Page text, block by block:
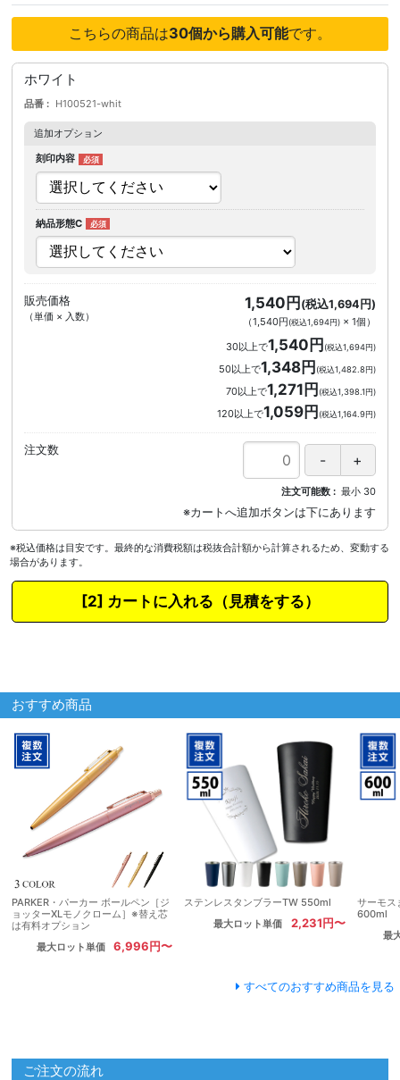
こちらの商品は30個から購入可能です。
ホワイト
品番 H100521-whit
追加オプション
刻印内容
納品形態C
販売価格
（単価 × 入数）
1,540円 (税込1,694円)
（1,540円(税込1,694円)× 1個 ）
30以上で1,540円(税込1,694円)
50以上で1,348円(税込1,482.8円)
70以上で1,271円(税込1,398.1円)
120以上で1,059円(税込1,164.9円)
注文数
注文可能数 最小 30
※税込価格は目安です。最終的な消費税額は税抜合計額から計算されるため、変動する
場合があります。
カートに入れる
おすすめ商品
PARKER・パーカー ボールペン［ジ
ョッターXLモノクローム］※替え芯
は有料オプション
最大ロット単価
6,996円〜
ステンレスタンブラーTW 550ml
最大ロット単価
2,231円〜
サーモス
600ml
最
すべてのおすすめ商品を見る
ご注文の流れ